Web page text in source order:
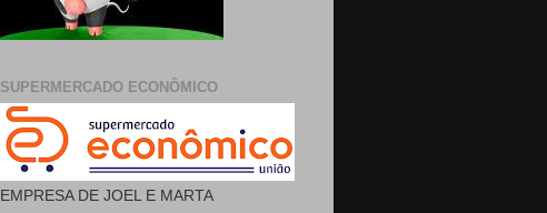
SUPERMERCADO ECONÔMICO
EMPRESA DE JOEL E MARTA